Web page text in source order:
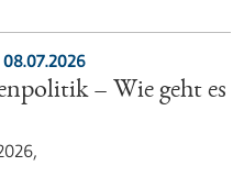
08.07.2026
– Wie geht es